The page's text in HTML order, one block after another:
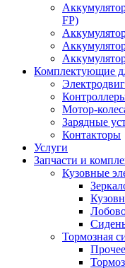
FP)
Комплектующие
Мотор-
Зарядные
Контакторы
Услуги
Запчасти и
Кузовные
Тормозная
Прочее